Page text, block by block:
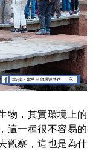
物，其實環境上的
這一種很不容易的
觀察，這也是為什